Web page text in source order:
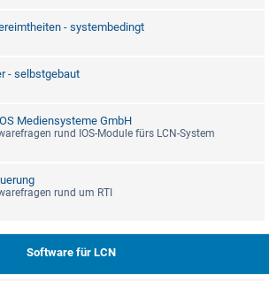
- systembedingt
- selbstgebaut
Mediensysteme GmbH
rund IOS-Module fürs LCN-System
rund um RTI
Software für LCN